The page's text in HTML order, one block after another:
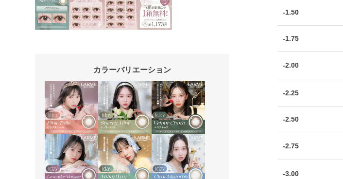
カラーバリエーション
-1.50
-1.75
-2.00
-2.25
-2.50
-2.75
-3.00